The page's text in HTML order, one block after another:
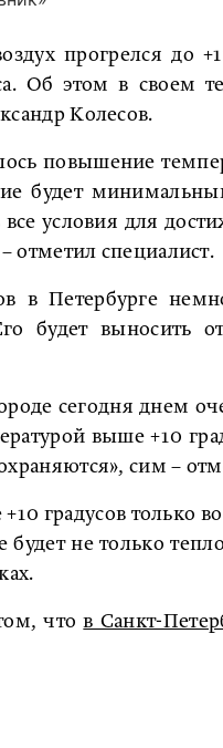
прогрелся до
Об этом в своем
Колесов.
повышение
будет
все условия для
отметил специалист.
в Петербурге
будет выносить
сегодня днем
выше +10
сим –
градусов только
будет не только
чтов Санкт-